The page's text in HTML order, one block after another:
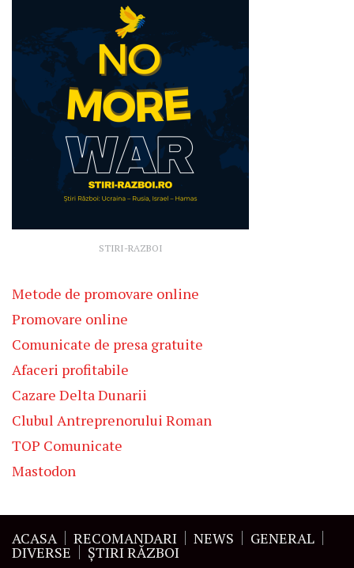
STIRI-RAZBOI
Metode de promovare online
Promovare online
Comunicate de presa gratuite
Afaceri profitabile
Cazare Delta Dunarii
Clubul Antreprenorului Roman
TOP Comunicate
Mastodon
ACASA RECOMANDARI NEWS GENERAL
DIVERSE ŞTIRI RĂZBOI